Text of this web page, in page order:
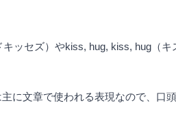
ッセズ）やkiss, hug, kiss, hug（キ
に文章で使われる表現なので、口